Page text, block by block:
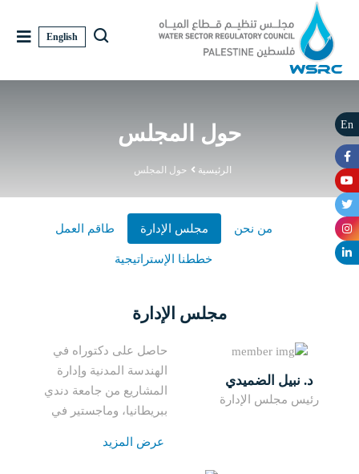
English
حول المجلس
الرئيسية حول المجلس
من نحن مجلس الإدارة طاقم العمل
خططنا الإستراتيجية
مجلس الإدارة
د. نبيل الضميدي
رئيس مجلس الإدارة
حاصل على دكتوراه في
الهندسة المدنية وإدارة
المشاريع من جامعة دندي
ببريطانيا، وماجستير في
بنسل...
عرض المزيد
En